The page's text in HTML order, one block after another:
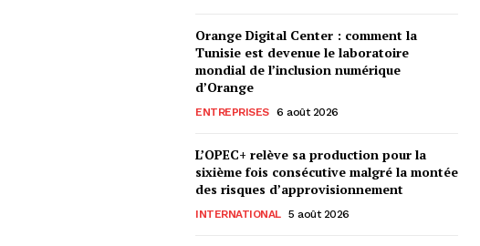
Orange Digital Center : comment la
Tunisie est devenue le laboratoire
mondial de l’inclusion numérique
d’Orange
ENTREPRISES 6 août 2026
L’OPEC+ relève sa production pour la
sixième fois consécutive malgré la montée
des risques d’approvisionnement
INTERNATIONAL 5 août 2026